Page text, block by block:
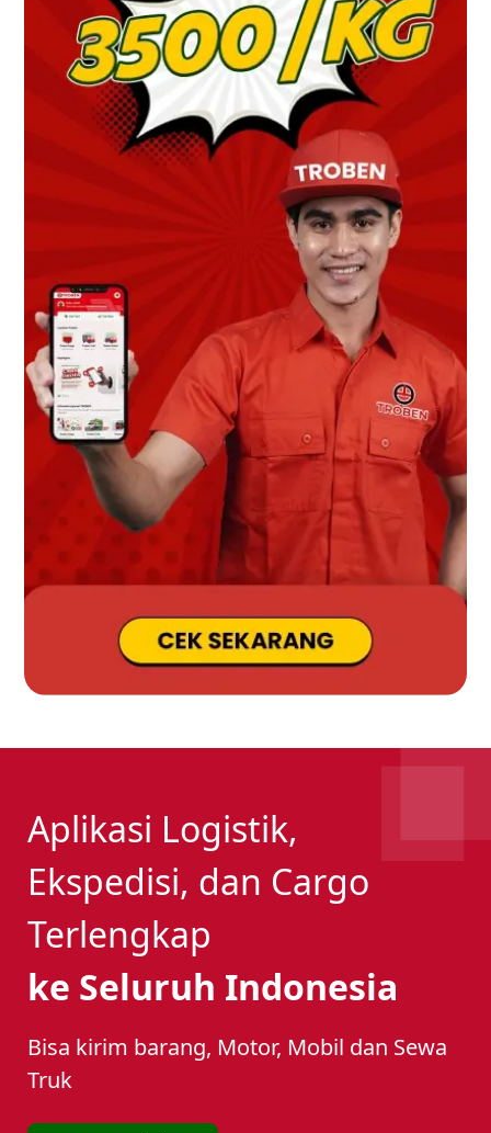
Aplikasi Logistik,
Ekspedisi, dan Cargo
Terlengkap
ke Seluruh Indonesia
Bisa kirim barang, Motor, Mobil dan Sewa
Truk